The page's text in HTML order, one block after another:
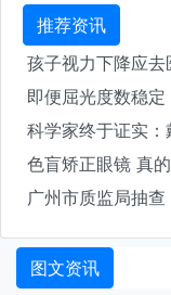
推荐资讯
孩子视力下降应
即便屈光度数稳
色盲矫正眼镜 真
图文资讯